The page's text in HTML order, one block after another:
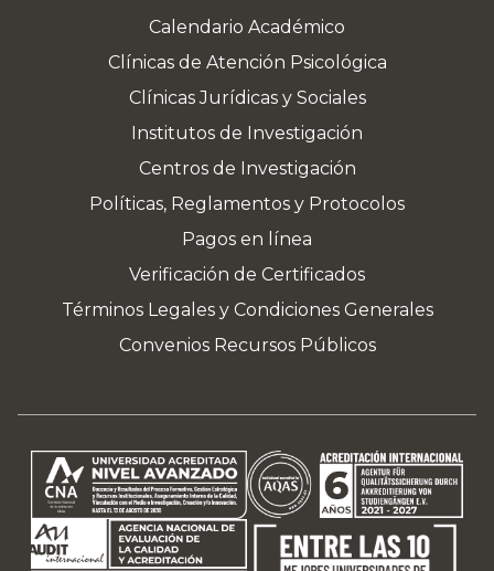
Calendario Académico
Clínicas de Atención Psicológica
Clínicas Jurídicas y Sociales
Institutos de Investigación
Centros de Investigación
Políticas, Reglamentos y Protocolos
Pagos en línea
Verificación de Certificados
Términos Legales y Condiciones Generales
Convenios Recursos Públicos